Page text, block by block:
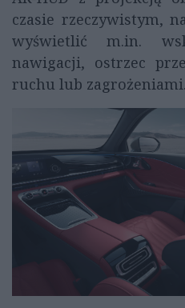
czasie rzeczywistym,
wyświetlić m.in.
nawigacji, ostrzec
ruchu lub zagrożeniami.